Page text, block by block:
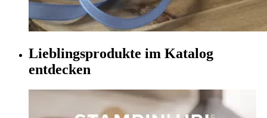
Lieblingsprodukte im Katalog
entdecken